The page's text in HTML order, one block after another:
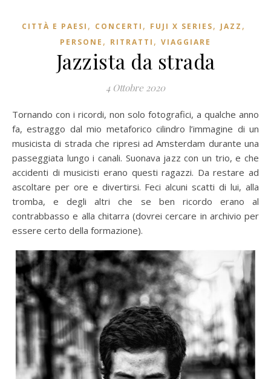
CITTÀ E PAESI , CONCERTI , FUJI X SERIES, JAZZ ,
PERSONE , RITRATTI , VIAGGIARE
Jazzista da strada
4 Ottobre 2020
Tornando con i ricordi, non solo fotografici, a qualche anno
fa, estraggo dal mio metaforico cilindro l’immagine di un
musicista di strada che ripresi ad Amsterdam durante una
passeggiata lungo i canali. Suonava jazz con un trio, e che
accidenti di musicisti erano questi ragazzi. Da restare ad
ascoltare per ore e divertirsi. Feci alcuni scatti di lui, alla
tromba, e degli altri che se ben ricordo erano al
contrabbasso e alla chitarra (dovrei cercare in archivio per
essere certo della formazione).